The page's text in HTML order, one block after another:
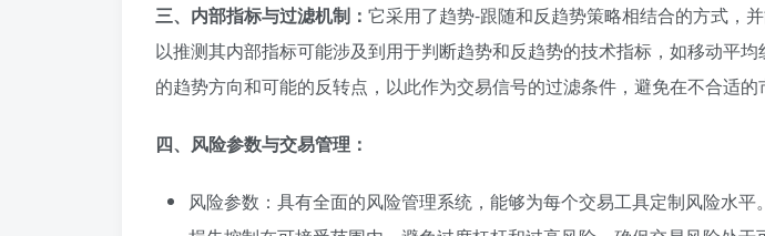
三、内部指标与过滤机制： 它采用了趋势-跟随和反趋势策略相结合的方式，
以推测其内部指标可能涉及到用于判断趋势和反趋势的技术指标，如移动平
的趋势方向和可能的反转点，以此作为交易信号的过滤条件，避免在不合适的
四、风险参数与交易管理：
风险参数：具有全面的风险管理系统，能够为每个交易工具定制风险水